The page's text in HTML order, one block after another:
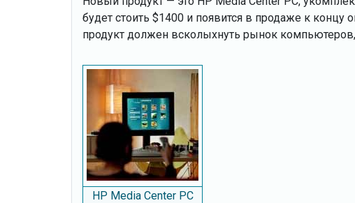
будет стоить $1400 и появится в продаже к
продукт должен всколыхнуть рынок
HP Media Center PC